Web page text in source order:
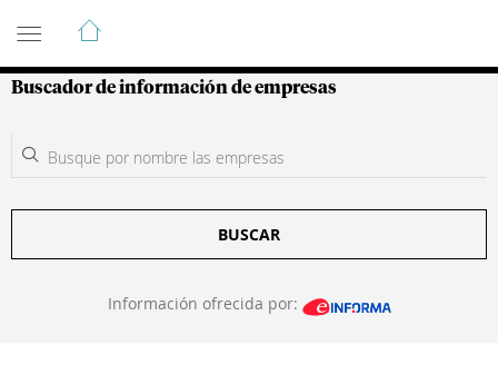
Guía de Empresas Colombianas
Buscador de información de empresas
BUSCAR
Información ofrecida por: